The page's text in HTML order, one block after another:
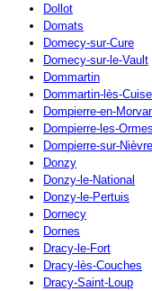
Dollot
Domats
Domecy-sur-Cure
Domecy-sur-le-Vault
Dommartin
Dommartin-lès-
Dompierre-en-
Dompierre-les-Ormes
Dompierre-sur-Nièvre
Donzy
Donzy-le-National
Donzy-le-Pertuis
Dornecy
Dornes
Dracy-le-Fort
Dracy-lès-Couches
Dracy-Saint-Loup